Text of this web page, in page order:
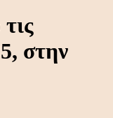
στην